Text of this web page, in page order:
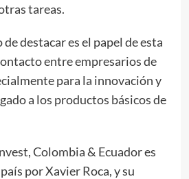
tareas.
destacar es el papel de esta
entre empresarios de
para la innovación y
a los productos básicos de
Colombia & Ecuador es
por Xavier Roca, y su